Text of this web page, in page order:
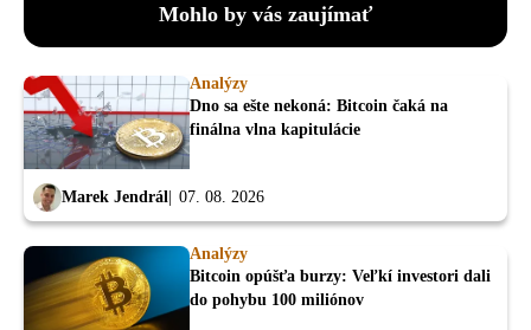
Mohlo by vás zaujímať
Analýzy
Dno sa ešte nekoná: Bitcoin čaká na
finálna vlna kapitulácie
Marek Jendrál 07. 08. 2026
Analýzy
Bitcoin opúšťa burzy: Veľkí investori dali
do pohybu 100 miliónov